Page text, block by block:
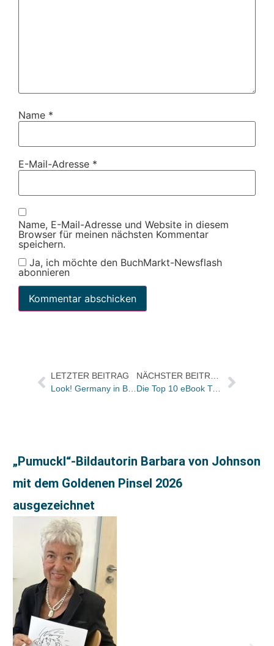
Name *
E-Mail-Adresse *
Name, E-Mail-Adresse und Website in diesem
Browser für meinen nächsten Kommentar
speichern.
Ja, ich möchte den BuchMarkt-Newsflash
abonnieren
LETZTER BEITRAG
Look! Germany in Bologna: Dirk Steinhöfel
Die Top 10 eBook Trend Charts für die KW 12
„Pumuckl“-Bildautorin Barbara von Johnson
mit dem Goldenen Pinsel 2026
ausgezeichnet